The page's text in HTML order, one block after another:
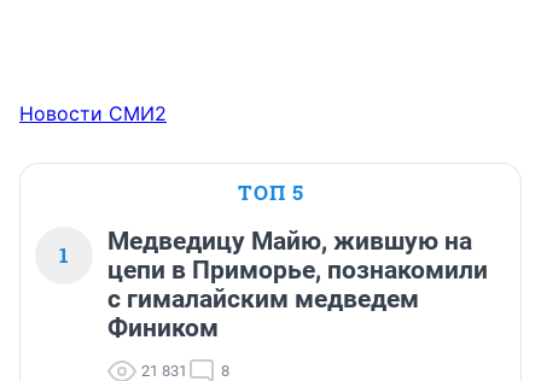
Новости СМИ2
ТОП 5
1
Медведицу Майю, жившую на
цепи в Приморье, познакомили
с гималайским медведем
Фиником
21 831 8